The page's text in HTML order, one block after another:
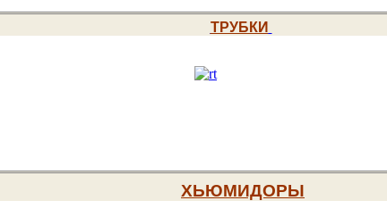
ТРУБКИ
ХЬЮМИДОРЫ